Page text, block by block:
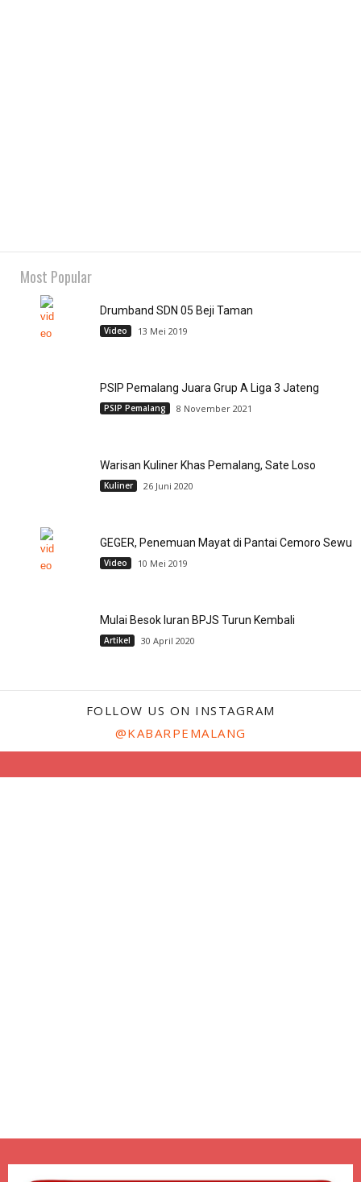
Most Popular
Drumband SDN 05 Beji Taman
Video 13 Mei 2019
PSIP Pemalang Juara Grup A Liga 3 Jateng
PSIP Pemalang 8 November 2021
Warisan Kuliner Khas Pemalang, Sate Loso
Kuliner 26 Juni 2020
GEGER, Penemuan Mayat di Pantai Cemoro Sewu
Video 10 Mei 2019
Mulai Besok Iuran BPJS Turun Kembali
Artikel 30 April 2020
FOLLOW US ON INSTAGRAM
@KABARPEMALANG